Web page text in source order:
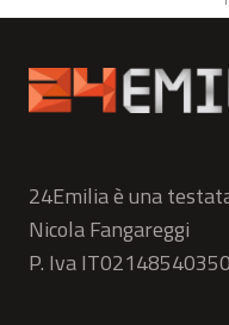
24Emilia è una
Nicola Fangareggi
P. Iva IT02148540350